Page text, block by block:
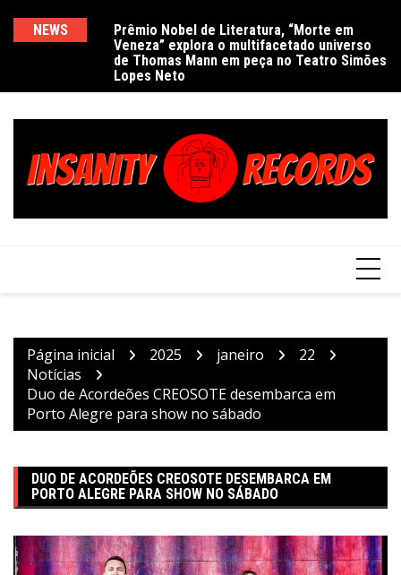
NEWS
Prêmio Nobel de Literatura, “Morte em
Veneza” explora o multifacetado universo
de Thomas Mann em peça no Teatro Simões
Lopes Neto
Página inicial 2025 janeiro
22
Notícias
Duo de Acordeões CREOSOTE desembarca em
Porto Alegre para show no sábado
DUO DE ACORDEÕES CREOSOTE DESEMBARCA EM
PORTO ALEGRE PARA SHOW NO SÁBADO